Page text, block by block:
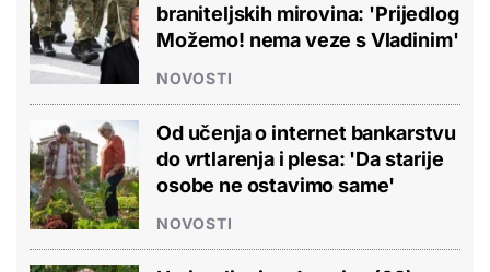
braniteljskih mirovina: 'Prijedlog
Možemo! nema veze s Vladinim'
NOVOSTI
Od učenja o internet bankarstvu
do vrtlarenja i plesa: 'Da starije
osobe ne ostavimo same'
NOVOSTI